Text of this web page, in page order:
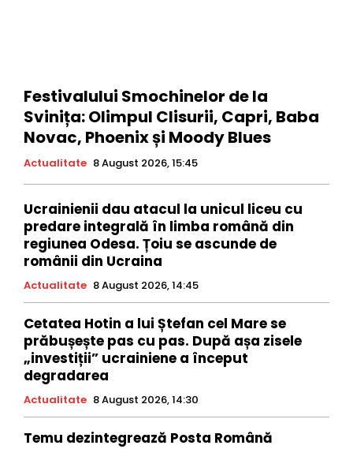
Festivalului Smochinelor de la
Svinița: Olimpul Clisurii, Capri, Baba
Novac, Phoenix și Moody Blues
Actualitate 8 August 2026, 15:45
Ucrainienii dau atacul la unicul liceu cu
predare integrală în limba română din
regiunea Odesa. Țoiu se ascunde de
românii din Ucraina
Actualitate 8 August 2026, 14:45
Cetatea Hotin a lui Ștefan cel Mare se
prăbușește pas cu pas. După așa zisele
„investiții” ucrainiene a început
degradarea
Actualitate 8 August 2026, 14:30
Temu dezintegrează Posta Română